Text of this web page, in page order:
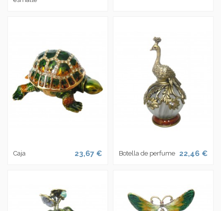
Caja 23,67 € Botella de perfume 22,46 €